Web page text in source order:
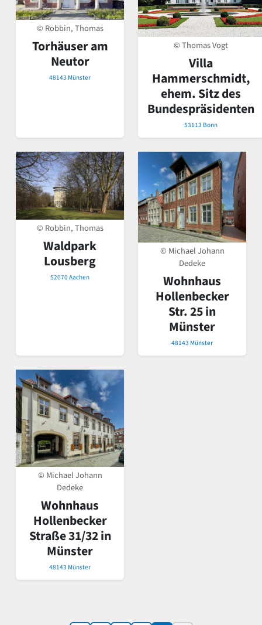
© Robbin, Thomas
Torhäuser am
Neutor
48143 Münster
© Thomas Vogt
Villa
Hammerschmidt,
ehem. Sitz des
Bundespräsidenten
53113 Bonn
© Robbin, Thomas
Waldpark
Lousberg
52070 Aachen
© Michael Johann
Dedeke
Wohnhaus
Hollenbecker
Str. 25 in
Münster
48143 Münster
© Michael Johann
Dedeke
Wohnhaus
Hollenbecker
Straße 31/32 in
Münster
48143 Münster